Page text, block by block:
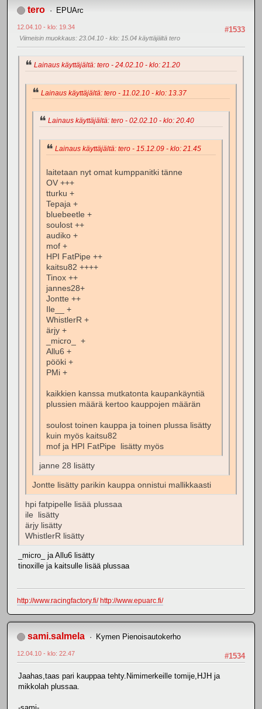
tero EPUArc
#1533
12.04.10 - klo: 19.34
Viimeisin muokkaus: 23.04.10 - klo: 15.04 käyttäjältä tero
Lainaus käyttäjältä: tero - 24.02.10 - klo: 21.20
Lainaus käyttäjältä: tero - 11.02.10 - klo: 13.37
Lainaus käyttäjältä: tero - 02.02.10 - klo: 20.40
Lainaus käyttäjältä: tero - 15.12.09 - klo: 21.45
laitetaan nyt omat kumppanitki tänne
OV +++
tturku +
Tepaja +
bluebeetle +
soulost ++
audiko +
mof +
HPI FatPipe ++
kaitsu82 ++++
Tinox ++
jannes28+
Jontte ++
Ile__ +
WhistlerR +
ärjy +
_micro_ +
Allu6 +
pööki +
PMi +
kaikkien kanssa mutkatonta kaupankäyntiä
plussien määrä kertoo kauppojen määrän
soulost toinen kauppa ja toinen plussa lisätty
kuin myös kaitsu82
mof ja HPI FatPipe lisätty myös
janne 28 lisätty
Jontte lisätty parikin kauppa onnistui mallikkaasti
hpi fatpipelle lisää plussaa
ile lisätty
ärjy lisätty
WhistlerR lisätty
_micro_ ja Allu6 lisätty
tinoxille ja kaitsulle lisää plussaa
http://www.racingfactory.fi/ http://www.epuarc.fi/
sami.salmela Kymen Pienoisautokerho
#1534
12.04.10 - klo: 22.47
Jaahas,taas pari kauppaa tehty.Nimimerkeille tomije,HJH ja
mikkolah plussaa.